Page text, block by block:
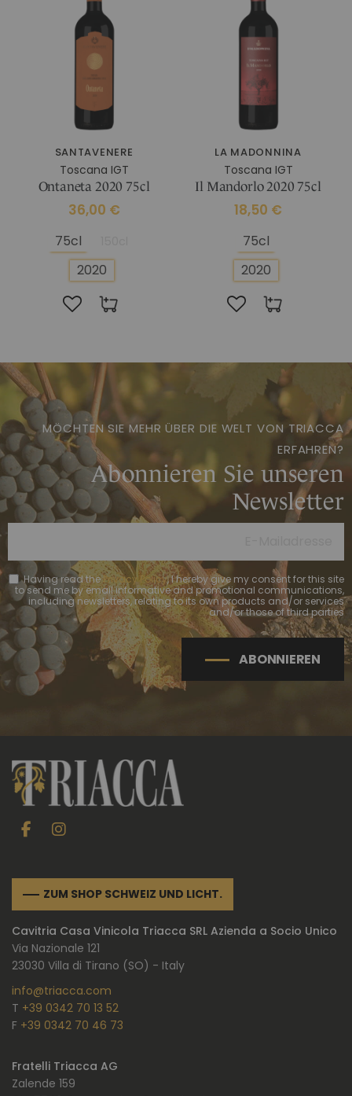
KOSMETIK
ALLE GESCHENKIDEEN
IM CHIANTI CLASSICO
Weingut La Madonnina
ALLE ERLEBNISSE
SANTAVENERE
Toscana IGT
Ontaneta 2020 75cl
36,00 €
75cl
2020
LA MADONNINA
Toscana IGT
Il Mandorlo 2020 75cl
18,50 €
75cl
2020
MÖCHTEN SIE MEHR ÜBER DIE WELT VON TRIACCA
ERFAHREN?
Abonnieren Sie unseren
Newsletter
Having read thePrivacy Policy, I hereby give my consent for this site
to send me by email informative and promotional communications,
including newsletters, relating to its own products and/or services
and/or those of third parties
ABONNIEREN
ZUM SHOP SCHWEIZ UND LICHT.
Cavitria Casa Vinicola Triacca SRL Azienda a Socio Unico
Via Nazionale 121
23030 Villa di Tirano (SO) - Italy
info@triacca.com
T +39 0342 70 13 52
F +39 0342 70 46 73
Fratelli Triacca AG
Zalende 159